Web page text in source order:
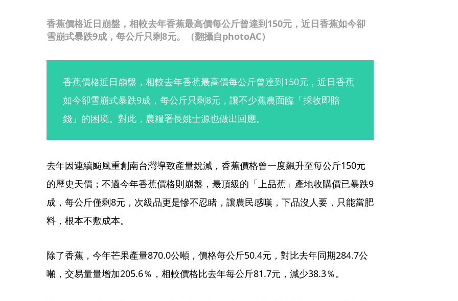
香蕉價格近日崩盤，相較去年香蕉最高價每公斤曾達到150元，近日香蕉如今卻
雪崩式暴跌9成，每公斤只剩8元。（翻攝自photoAC）
香蕉價格近日崩盤，相較去年香蕉最高價每公斤曾達到150元，近日香蕉
如今卻雪崩式暴跌9成，每公斤只剩8元，讓不少蕉農面臨「採收即賠
錢」的困境。對此，農糧署長姚士源也做出回應。
去年因連續颱風重創南台灣導致產量銳減，香蕉價格曾一度飆升至每公斤150元
的歷史天價；不過今年香蕉價格則崩盤，最頂級的「上品蕉」產地收購價已暴跌9
成，每公斤僅剩8元，次級品更是慘不忍睹，讓農民感嘆，下品沒人要，只能當肥
料，根本不敷成本。
除了香蕉，今年芒果產量870.0公噸，價格每公斤50.4元，對比去年同期284.7公
噸，交易量量增加205.6％，相較價格比去年每公斤81.7元，減少38.3％。